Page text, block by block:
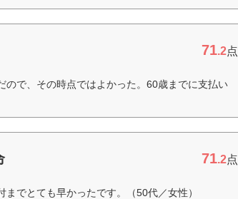
71.2点
ので、その時点ではよかった。60歳までに支払い
71.2点
でとても早かったです。（50代／女性）